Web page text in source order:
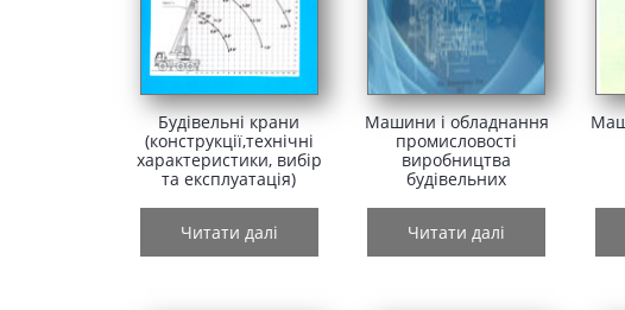
Будівельні крани
(конструкції,технічні
характеристики, вибір
та експлуатація)
Читати далі
Машини і обладнання
промисловості
виробництва
будівельних
конструкцій
Читати далі